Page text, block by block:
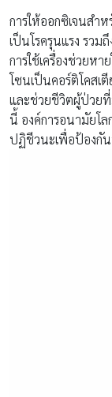
การให้ออกซิเจนสำ
เป็นโรครุนแรง รวม
การใช้เครื่องช่วยห
โซนเป็นคอร์ติโคสเตี
และช่วยชีวิตผู้ป่วยที่
นี้ องค์การอนามัยโ
ปฏิชีวนะเพื่อป้องกั